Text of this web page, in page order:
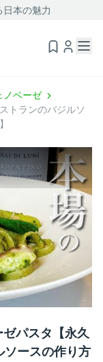
本の魅力
ノベーゼ
トランのバジルソ
パスタ【永久
ソースの作り方